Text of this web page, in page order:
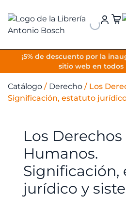
¡5% de descuento por la
sitio web en todos
Catálogo / Derecho / Los
Significación, estatuto
Los Derechos
Humanos.
Significación,
jurídico y